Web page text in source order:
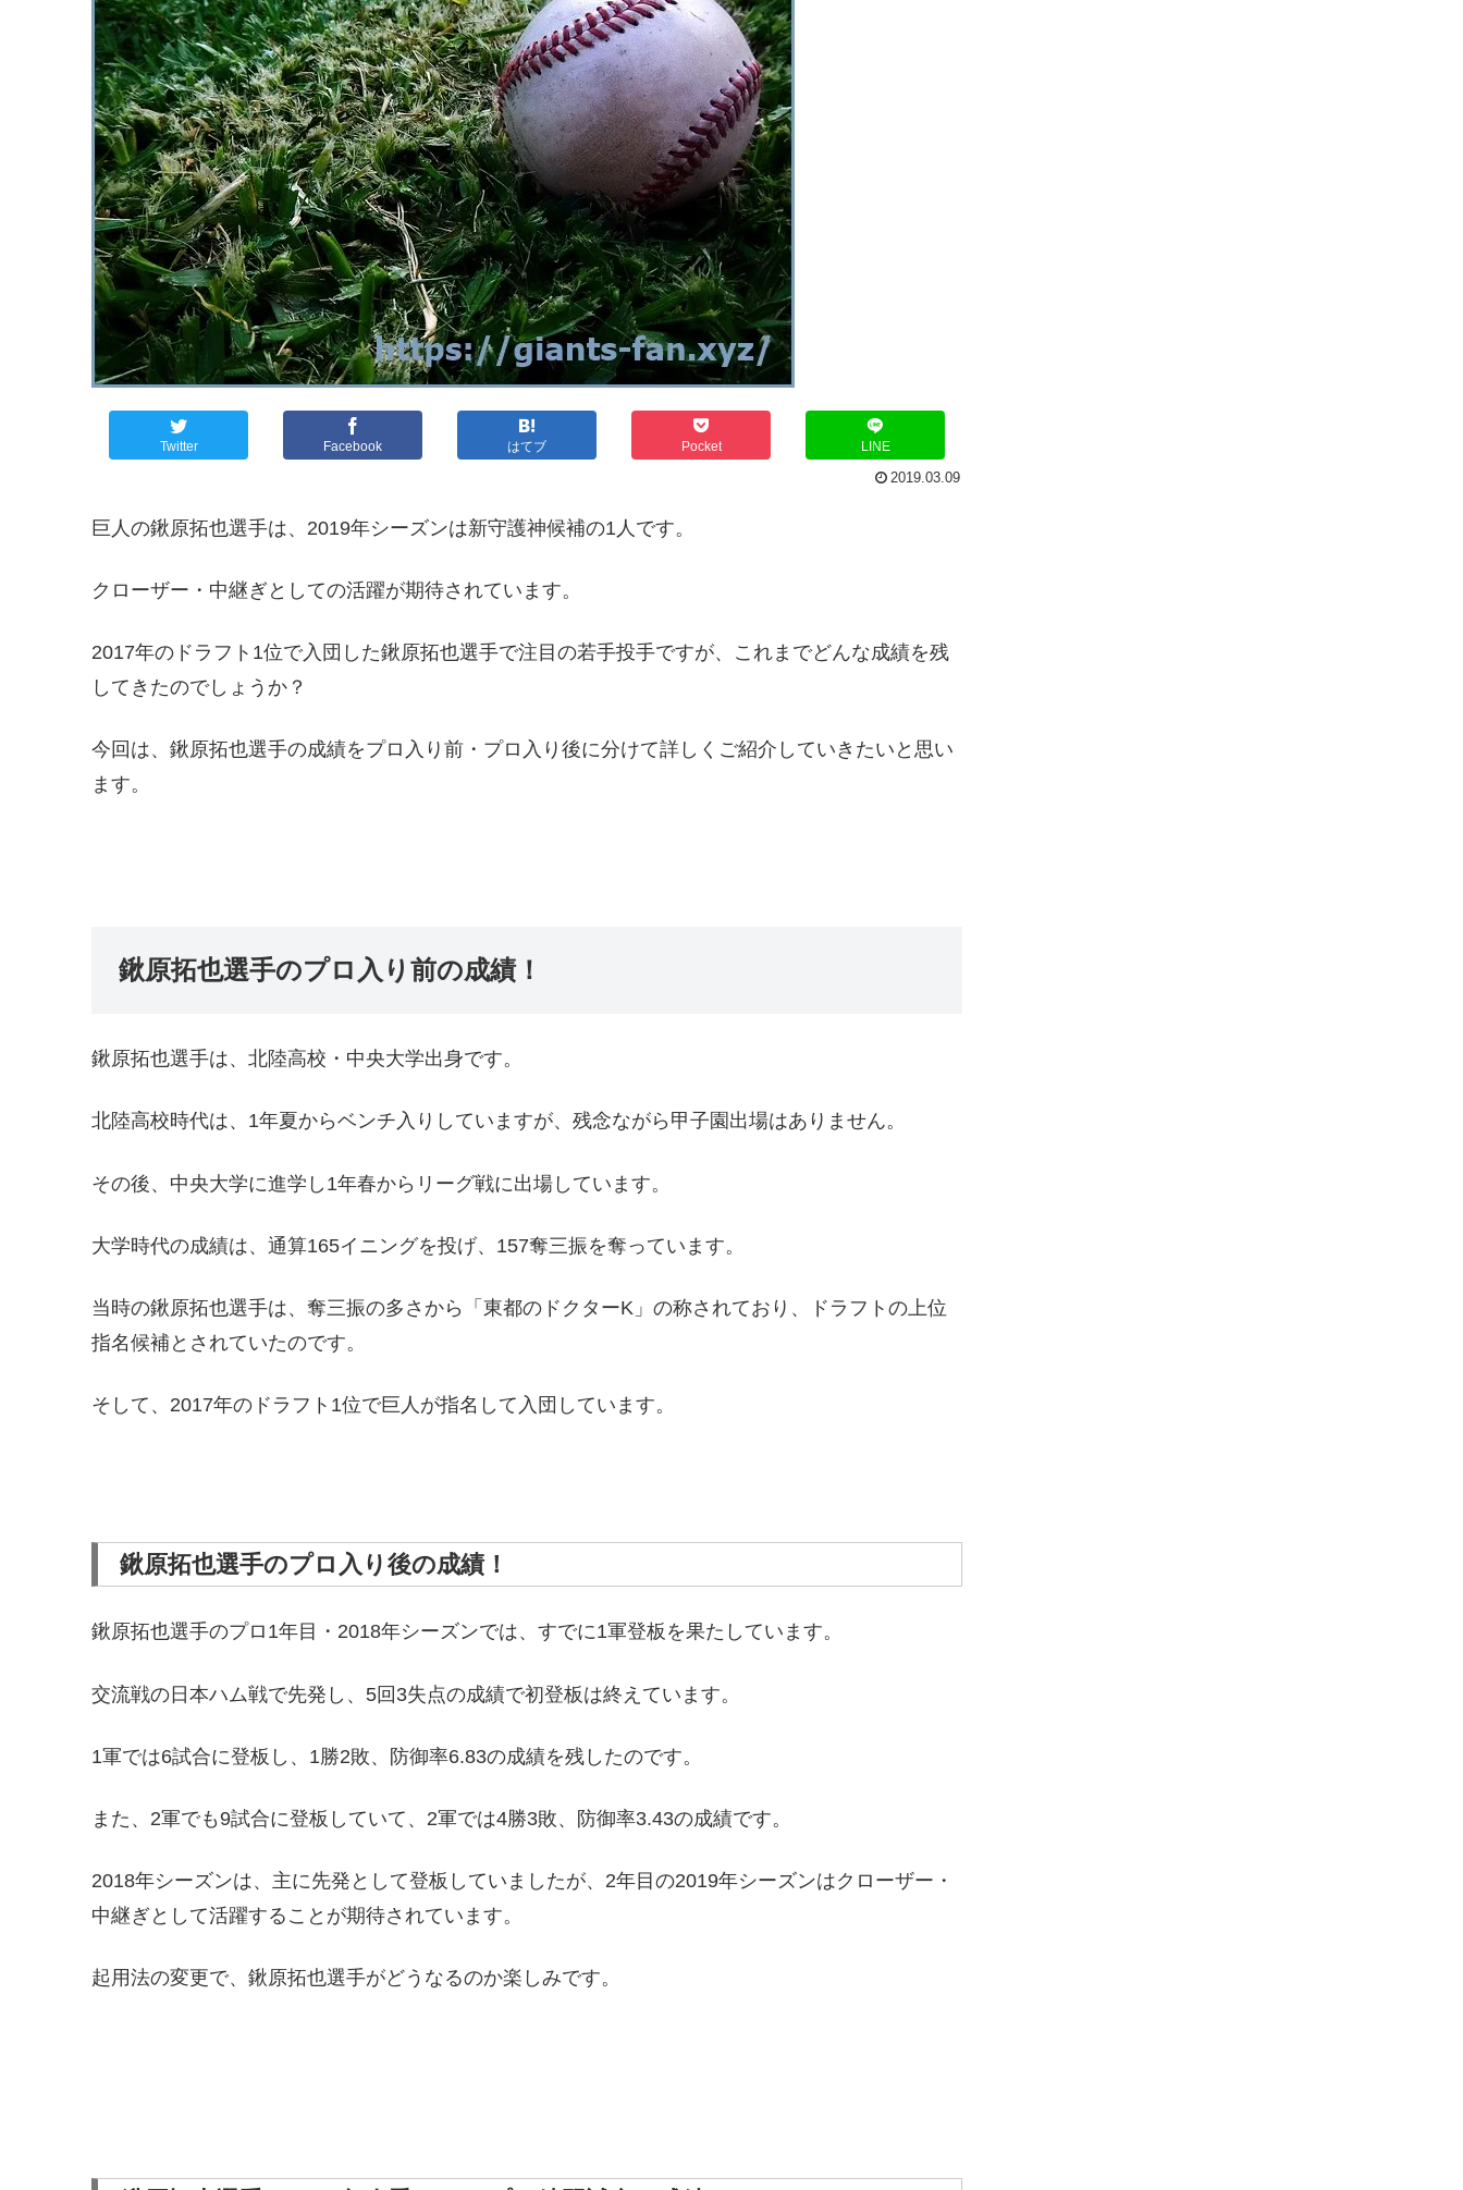
Twitter Facebook はてブ Pocket LINE
2019.03.09
巨人の鍬原拓也選手は、2019年シーズンは新守護神候補の1人です。
クローザー・中継ぎとしての活躍が期待されています。
2017年のドラフト1位で入団した鍬原拓也選手で注目の若手投手ですが、これまでどんな成績を残
してきたのでしょうか？
今回は、鍬原拓也選手の成績をプロ入り前・プロ入り後に分けて詳しくご紹介していきたいと思い
ます。
鍬原拓也選手のプロ入り前の成績！
鍬原拓也選手は、北陸高校・中央大学出身です。
北陸高校時代は、1年夏からベンチ入りしていますが、残念ながら甲子園出場はありません。
その後、中央大学に進学し1年春からリーグ戦に出場しています。
大学時代の成績は、通算165イニングを投げ、157奪三振を奪っています。
当時の鍬原拓也選手は、奪三振の多さから「東都のドクターK」の称されており、ドラフトの上位
指名候補とされていたのです。
そして、2017年のドラフト1位で巨人が指名して入団しています。
鍬原拓也選手のプロ入り後の成績！
鍬原拓也選手のプロ1年目・2018年シーズンでは、すでに1軍登板を果たしています。
交流戦の日本ハム戦で先発し、5回3失点の成績で初登板は終えています。
1軍では6試合に登板し、1勝2敗、防御率6.83の成績を残したのです。
また、2軍でも9試合に登板していて、2軍では4勝3敗、防御率3.43の成績です。
2018年シーズンは、主に先発として登板していましたが、2年目の2019年シーズンはクローザー・
中継ぎとして活躍することが期待されています。
起用法の変更で、鍬原拓也選手がどうなるのか楽しみです。